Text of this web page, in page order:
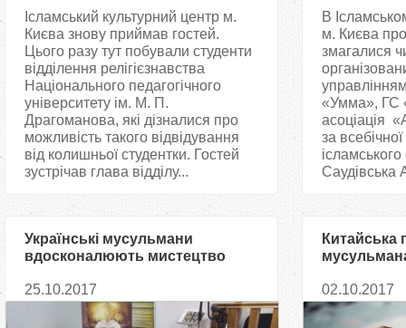
Ісламський культурний центр м.
Києва знову приймав гостей.
Цього разу тут побували студенти
відділення релігієзнавства
Національного педагогічного
університету ім. М. П.
Драгоманова, які дізналися про
можливість такого відвідування
від колишньої студентки. Гостей
зустрічав глава відділу...
В
м. Києва
змагалися
«Умма», ГС
асоціація
за
Саудівська
Українські мусульмани
вдосконалюють мистецтво
25.10.2017
Китайська
02.10.2017